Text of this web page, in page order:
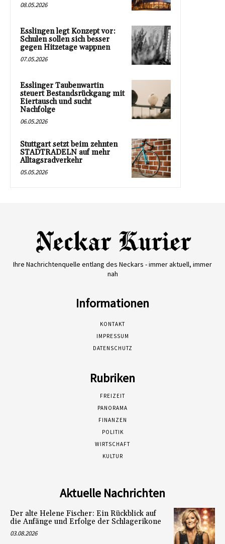
08.05.2026
Esslingen legt Konzept vor:
Schulen sollen sich besser
gegen Hitzetage wappnen
07.05.2026
Esslinger Taubenwartin
steuert Bestandsrückgang mit
Eiertausch und sucht
Nachfolge
06.05.2026
Stuttgart setzt beim zehnten
STADTRADELN auf mehr
Alltagsradverkehr
05.05.2026
Ihre Nachrichtenquelle entlang des Neckars - immer aktuell, immer
nah
Informationen
KONTAKT
IMPRESSUM
DATENSCHUTZ
Rubriken
FREIZEIT
PANORAMA
FINANZEN
POLITIK
WIRTSCHAFT
KULTUR
Aktuelle Nachrichten
Der alte Helene Fischer: Ein Rückblick auf
die Anfänge und Erfolge der Schlagerikone
03.08.2026